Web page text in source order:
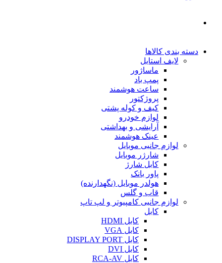
دسته بندی کالاها
لایف استایل
ماساژور
پمپ باد
ساعت هوشمند
پروژکتور
کیف و کوله پشتی
لوازم خودرو
آرایشی و بهداشتی
عینک هوشمند
لوازم جانبی موبایل
شارژر موبایل
کابل شارژ
پاور بانک
هولدر موبایل (نگهدارنده)
قاب و گلس
لوازم جانبی کامپیوتر و لپ تاپ
کابل
کابل HDMI
کابل VGA
کابل DISPLAY PORT
کابل DVI
کابل RCA-AV